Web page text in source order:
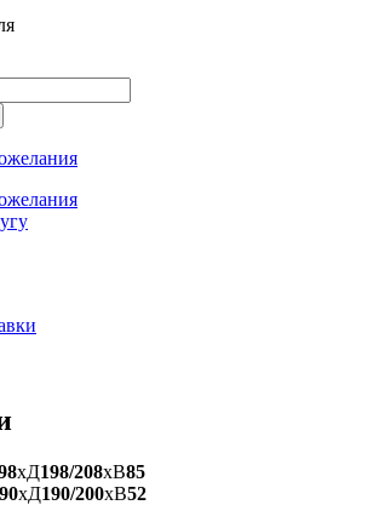
xД198/208xВ85
xД190/200xВ52